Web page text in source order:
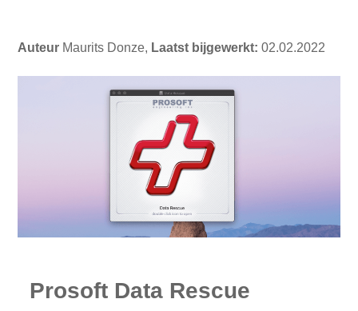
Auteur Maurits Donze, Laatst bijgewerkt:02.02.2022
Prosoft Data Rescue